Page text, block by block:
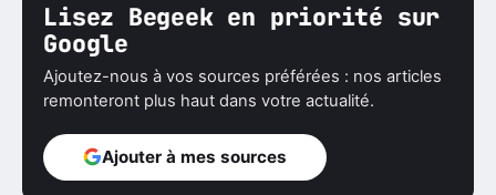
Lisez Begeek en priorité sur
Google
Ajoutez-nous à vos sources préférées : nos articles
remonteront plus haut dans votre actualité.
Ajouter à mes sources